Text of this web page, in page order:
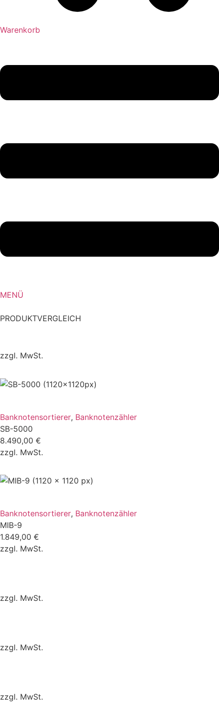
Warenkorb
MENÜ
PRODUKTVERGLEICH
zzgl. MwSt.
Banknotensortierer, Banknotenzähler
SB-5000
8.490,00 €
zzgl. MwSt.
Banknotensortierer, Banknotenzähler
MIB-9
1.849,00 €
zzgl. MwSt.
zzgl. MwSt.
zzgl. MwSt.
zzgl. MwSt.